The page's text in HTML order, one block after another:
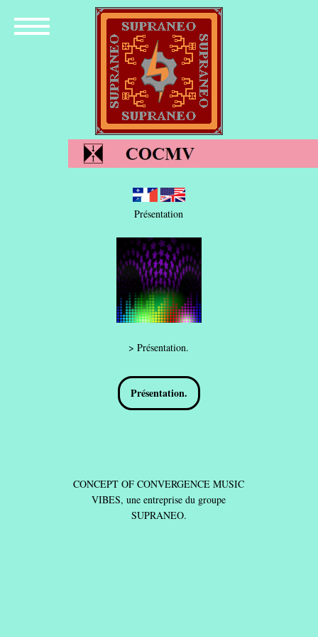
Présentation
> Présentation.
Présentation.
CONCEPT OF CONVERGENCE MUSIC
VIBES, une entreprise du groupe
SUPRANEO.